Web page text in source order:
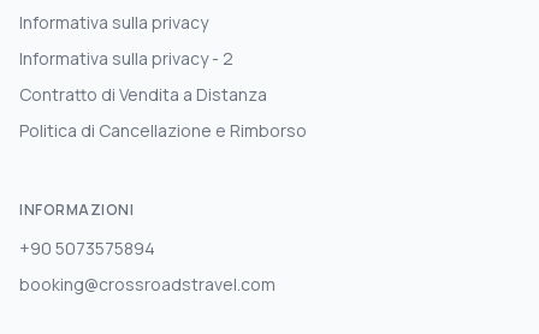
Informativa sulla privacy
Informativa sulla privacy - 2
Contratto di Vendita a Distanza
Politica di Cancellazione e Rimborso
INFORMAZIONI
+90 5073575894
booking@crossroadstravel.com